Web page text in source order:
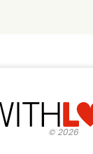
©2026